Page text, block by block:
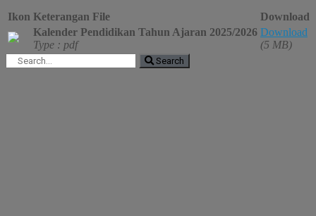
Ikon Keterangan File
Download
Kalender Pendidikan Tahun Ajaran 2025/2026
Type : pdf
Download
(5 MB)
Search